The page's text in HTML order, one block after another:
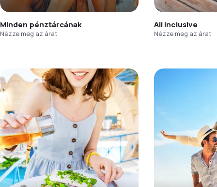
Minden pénztárcának
Nézze meg az árat
All inclusive
Nézze meg az árat